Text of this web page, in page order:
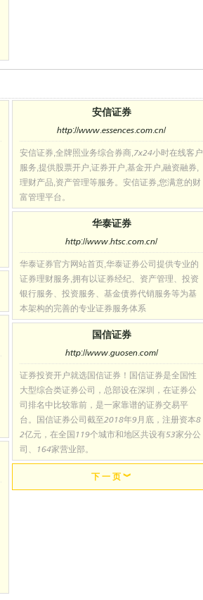
安信证券
http://www.essences.com.cn/
安信证券,全牌照业务综合券商,7x24小时在线客户
服务,提供股票开户,证券开户,基金开户,融资融券,
理财产品,资产管理等服务。安信证券,您满意的财
富管理平台。
华泰证券
http://www.htsc.com.cn/
华泰证券官方网站首页,华泰证券公司提供专业的
证券理财服务,拥有以证券经纪、资产管理、投资
银行服务、投资服务、基金债券代销服务等为基
本架构的完善的专业证券服务体系
国信证券
http://www.guosen.com/
证券投资开户就选国信证券！国信证券是全国性
大型综合类证券公司，总部设在深圳，在证券公
司排名中比较靠前，是一家靠谱的证券交易平
台。国信证券公司截至2018年9月底，注册资本8
2亿元，在全国119个城市和地区共设有53家分公
司、164家营业部。
下 一 页 ︾